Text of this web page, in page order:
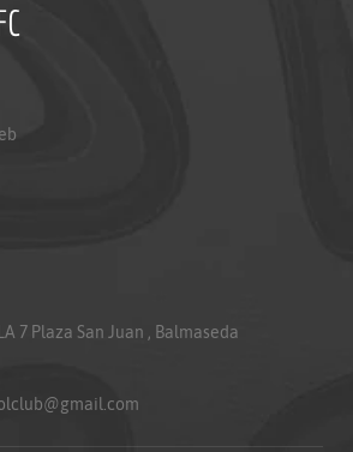
7 Plaza San Juan , Balmaseda